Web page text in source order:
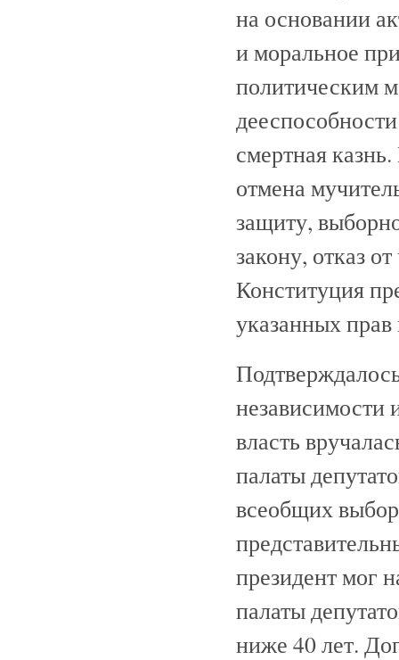
на основании
и моральное
политическим
смертная
отмена
защиту,
закону, отказ
Конституция
указанных прав
независимости
власть
палаты
всеобщих
президент мог
палаты
ниже 40 лет.